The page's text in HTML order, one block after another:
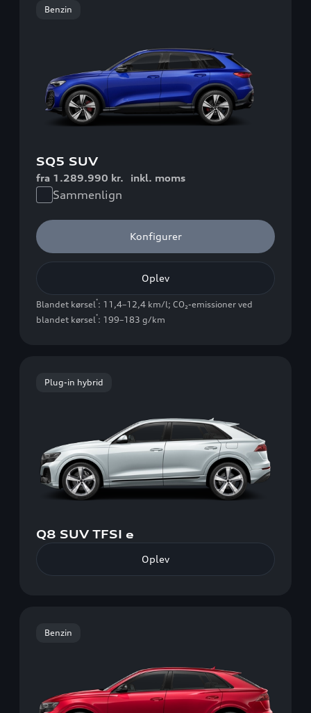
Benzin
SQ5 SUV
fra 1.289.990 kr. inkl. moms
Sammenlign
Konfigurer
Oplev
Blandet kørsel*: 11,4–12,4 km/l; CO₂-emissioner ved
blandet kørsel*: 199–183 g/km
Plug-in hybrid
Q8 SUV TFSI e
Oplev
Benzin